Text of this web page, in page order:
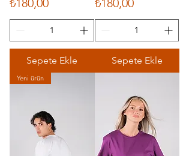
₺180,00
Sepete Ekle
₺180,00
Sepete Ekle
Yeni ürün